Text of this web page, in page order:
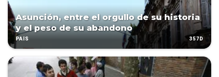
Asunción, entre el orgullo de su historia
y el peso de su abandono
PAÍS 357D